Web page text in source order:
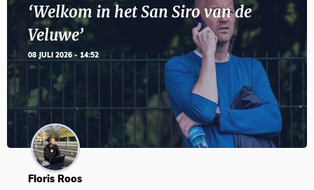
‘Welkom in het San Siro van de
Veluwe’
08 JULI 2026 - 14:52
Floris Roos